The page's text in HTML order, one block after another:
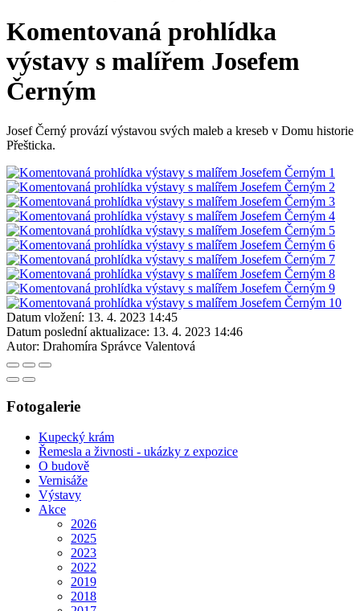
Komentovaná prohlídka
výstavy s malířem Josefem
Černým
Josef Černý provází výstavou svých maleb a kreseb v Domu historie
Přešticka.
Datum vložení: 13. 4. 2023 14:45
Datum poslední aktualizace: 13. 4. 2023 14:46
Autor: Drahomíra Správce Valentová
Fotogalerie
Kupecký krám
Řemesla a živnosti - ukázky z expozice
O budově
Vernisáže
Výstavy
Akce
2026
2025
2023
2022
2019
2018